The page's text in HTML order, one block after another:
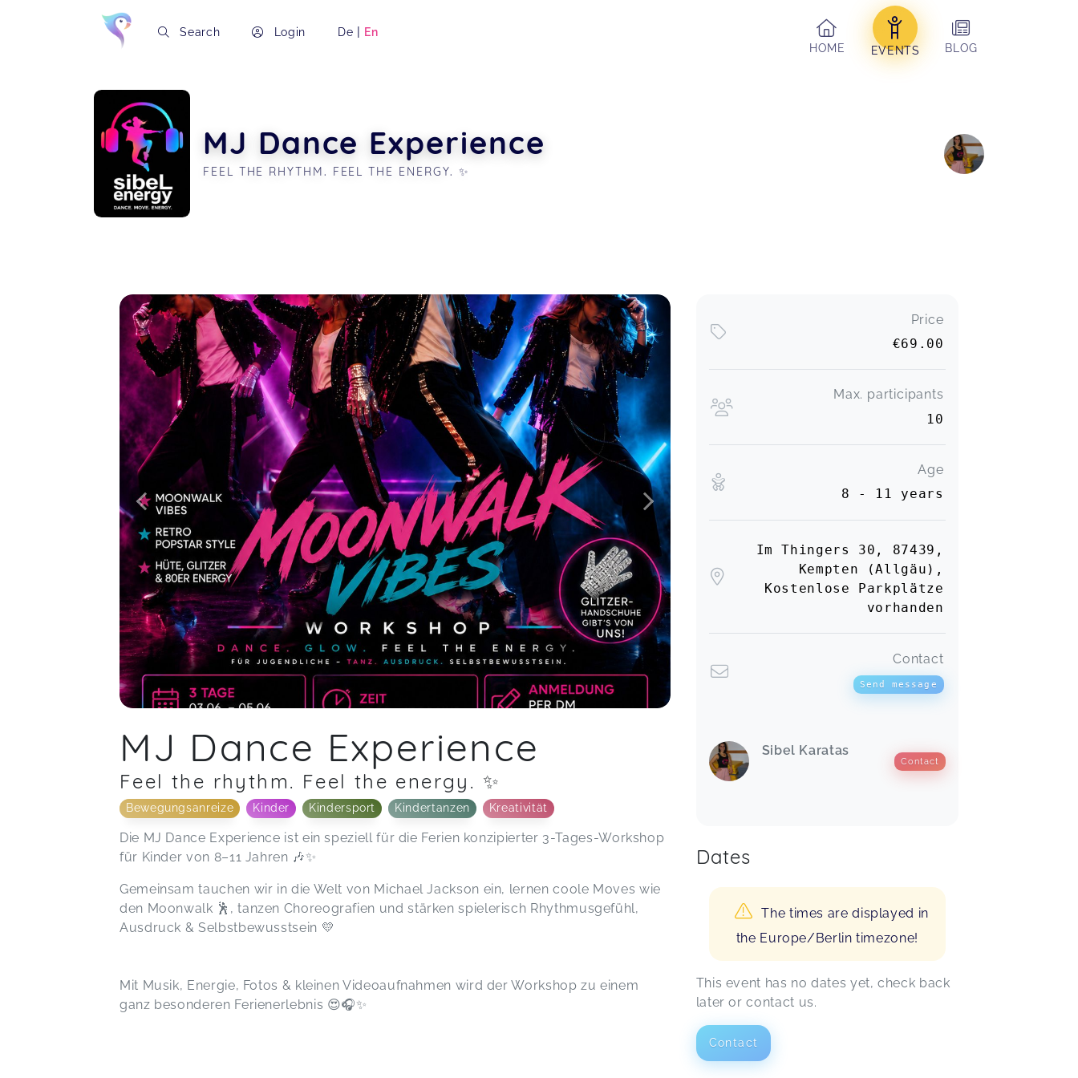
Search Login De | En
HOME
EVENTS BLOG
MJ Dance Experience
FEEL THE RHYTHM. FEEL THE ENERGY. ✨
MJ Dance Experience
Feel the rhythm. Feel the energy. ✨
Bewegungsanreize Kinder Kindersport Kindertanzen Kreativität
Die MJ Dance Experience ist ein speziell für die Ferien konzipierter 3-Tages-Workshop
für Kinder von 8–11 Jahren 🎶✨
Gemeinsam tauchen wir in die Welt von Michael Jackson ein, lernen coole Moves wie
den Moonwalk 🕺, tanzen Choreografien und stärken spielerisch Rhythmusgefühl,
Ausdruck & Selbstbewusstsein 💛
Mit Musik, Energie, Fotos & kleinen Videoaufnahmen wird der Workshop zu einem
ganz besonderen Ferienerlebnis 😍🎧✨
Price
€69.00
Max. participants
10
Age
8 - 11 years
Im Thingers 30, 87439,
Kempten (Allgäu),
Kostenlose Parkplätze
vorhanden
Contact
Send message
Sibel Karatas
Contact
Dates
The times are displayed in
the Europe/Berlin timezone!
This event has no dates yet, check back
later or contact us.
Contact